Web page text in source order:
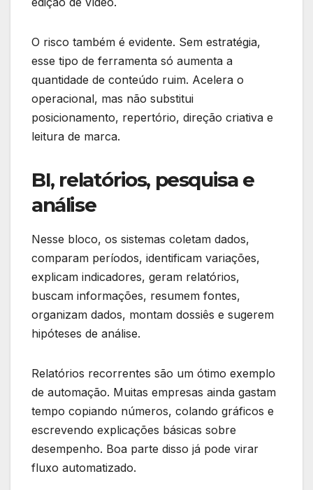
O risco também é evidente. Sem estratégia,
esse tipo de ferramenta só aumenta a
quantidade de conteúdo ruim. Acelera o
operacional, mas não substitui
posicionamento, repertório, direção criativa e
leitura de marca.
BI, relatórios, pesquisa e
análise
Nesse bloco, os sistemas coletam dados,
comparam períodos, identificam variações,
explicam indicadores, geram relatórios,
buscam informações, resumem fontes,
organizam dados, montam dossiês e sugerem
hipóteses de análise.
Relatórios recorrentes são um ótimo exemplo
de automação. Muitas empresas ainda gastam
tempo copiando números, colando gráficos e
escrevendo explicações básicas sobre
desempenho. Boa parte disso já pode virar
fluxo automatizado.